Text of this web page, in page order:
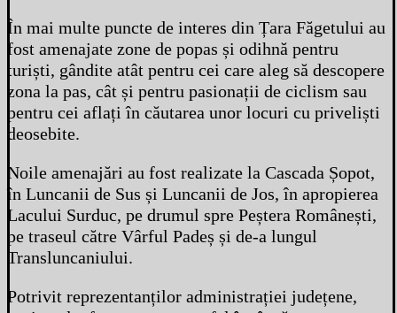
În mai multe puncte de interes din Țara Făgetului au
fost amenajate zone de popas și odihnă pentru
turiști, gândite atât pentru cei care aleg să descopere
zona la pas, cât și pentru pasionații de ciclism sau
pentru cei aflați în căutarea unor locuri cu priveliști
deosebite.
Noile amenajări au fost realizate la Cascada Șopot,
în Luncanii de Sus și Luncanii de Jos, în apropierea
Lacului Surduc, pe drumul spre Peștera Românești,
pe traseul către Vârful Padeș și de-a lungul
Transluncaniului.
Potrivit reprezentanților administrației județene,